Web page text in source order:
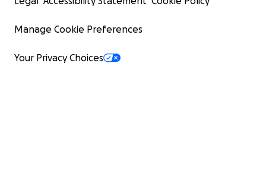
Manage Cookie Preferences
Your Privacy Choices